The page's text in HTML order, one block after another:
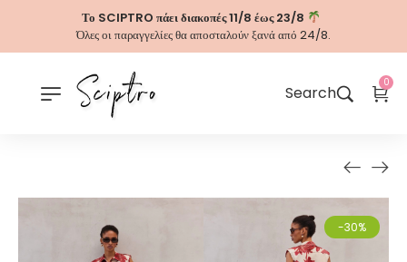
Το SCIPTRO πάει διακοπές 11/8 έως 23/8
Όλες οι παραγγελίες θα αποσταλούν ξανά από 24/8.
Search
0
-30%